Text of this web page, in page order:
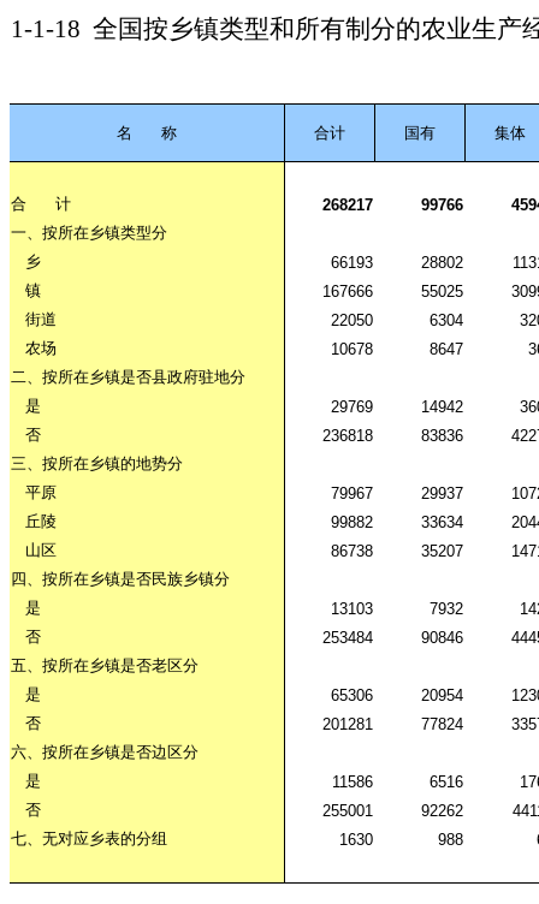
1-1-18 全国按乡镇类型和所有制分的农业生产
名 称 合计 国有 集体
合 计 268217 99766
一、按所在乡镇类型分
乡
66193 28802
镇
167666 55025
街道
22050 6304
农场
10678 8647
二、按所在乡镇是否县政府驻地分
是
29769 14942
否
236818 83836
三、按所在乡镇的地势分
平原
79967 29937
丘陵
99882 33634
山区
86738 35207
四、按所在乡镇是否民族乡镇分
是
13103 7932
否
253484 90846
五、按所在乡镇是否老区分
是
65306 20954
否
201281 77824
六、按所在乡镇是否边区分
是
11586 6516
否
255001 92262
七、无对应乡表的分组
1630 988